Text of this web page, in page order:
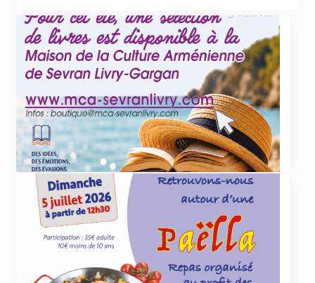
ACTUALITÉS
4 juin 2026
Et cet été, que lirez-vous
... lire plus